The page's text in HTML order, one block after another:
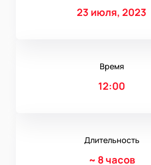
23 июля, 2023
Время
12:00
Длительность
~ 8 часов